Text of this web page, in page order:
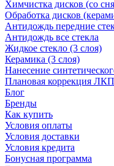
Химчистка дисков (со
Обработка дисков
Антидождь передние
Антидождь все стекла
Жидкое стекло (3 слоя)
Керамика (3 слоя)
Нанесение
Плановая коррекция ЛКП
Блог
Бренды
Как купить
Условия оплаты
Условия доставки
Условия кредита
Бонусная программа